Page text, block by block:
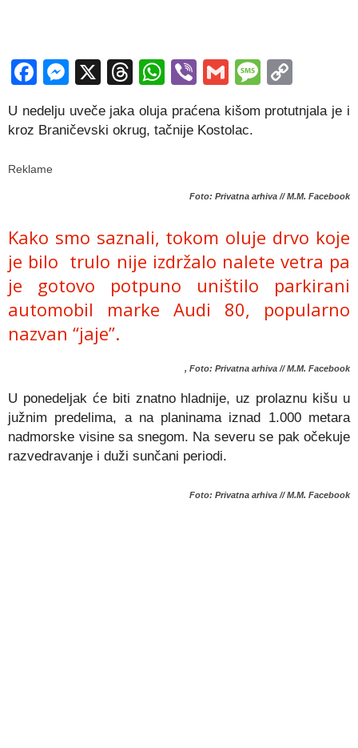
Facebook
Messenger
X Threads
WhatsApp
ViberGmail
U nedelju uveče jaka oluja praćena kišom protutnjala je i
kroz Braničevski okrug, tačnije Kostolac.
Reklame
Foto: Privatna arhiva // M.M. Facebook
Kako smo saznali, tokom oluje drvo koje
je bilo trulo nije izdržalo nalete vetra pa
je gotovo potpuno uništilo parkirani
automobil marke Audi 80, popularno
nazvan “jaje”.
, Foto: Privatna arhiva // M.M. Facebook
U ponedeljak će biti znatno hladnije, uz prolaznu kišu u
južnim predelima, a na planinama iznad 1.000 metara
nadmorske visine sa snegom. Na severu se pak očekuje
razvedravanje i duži sunčani periodi.
Foto: Privatna arhiva // M.M. Facebook